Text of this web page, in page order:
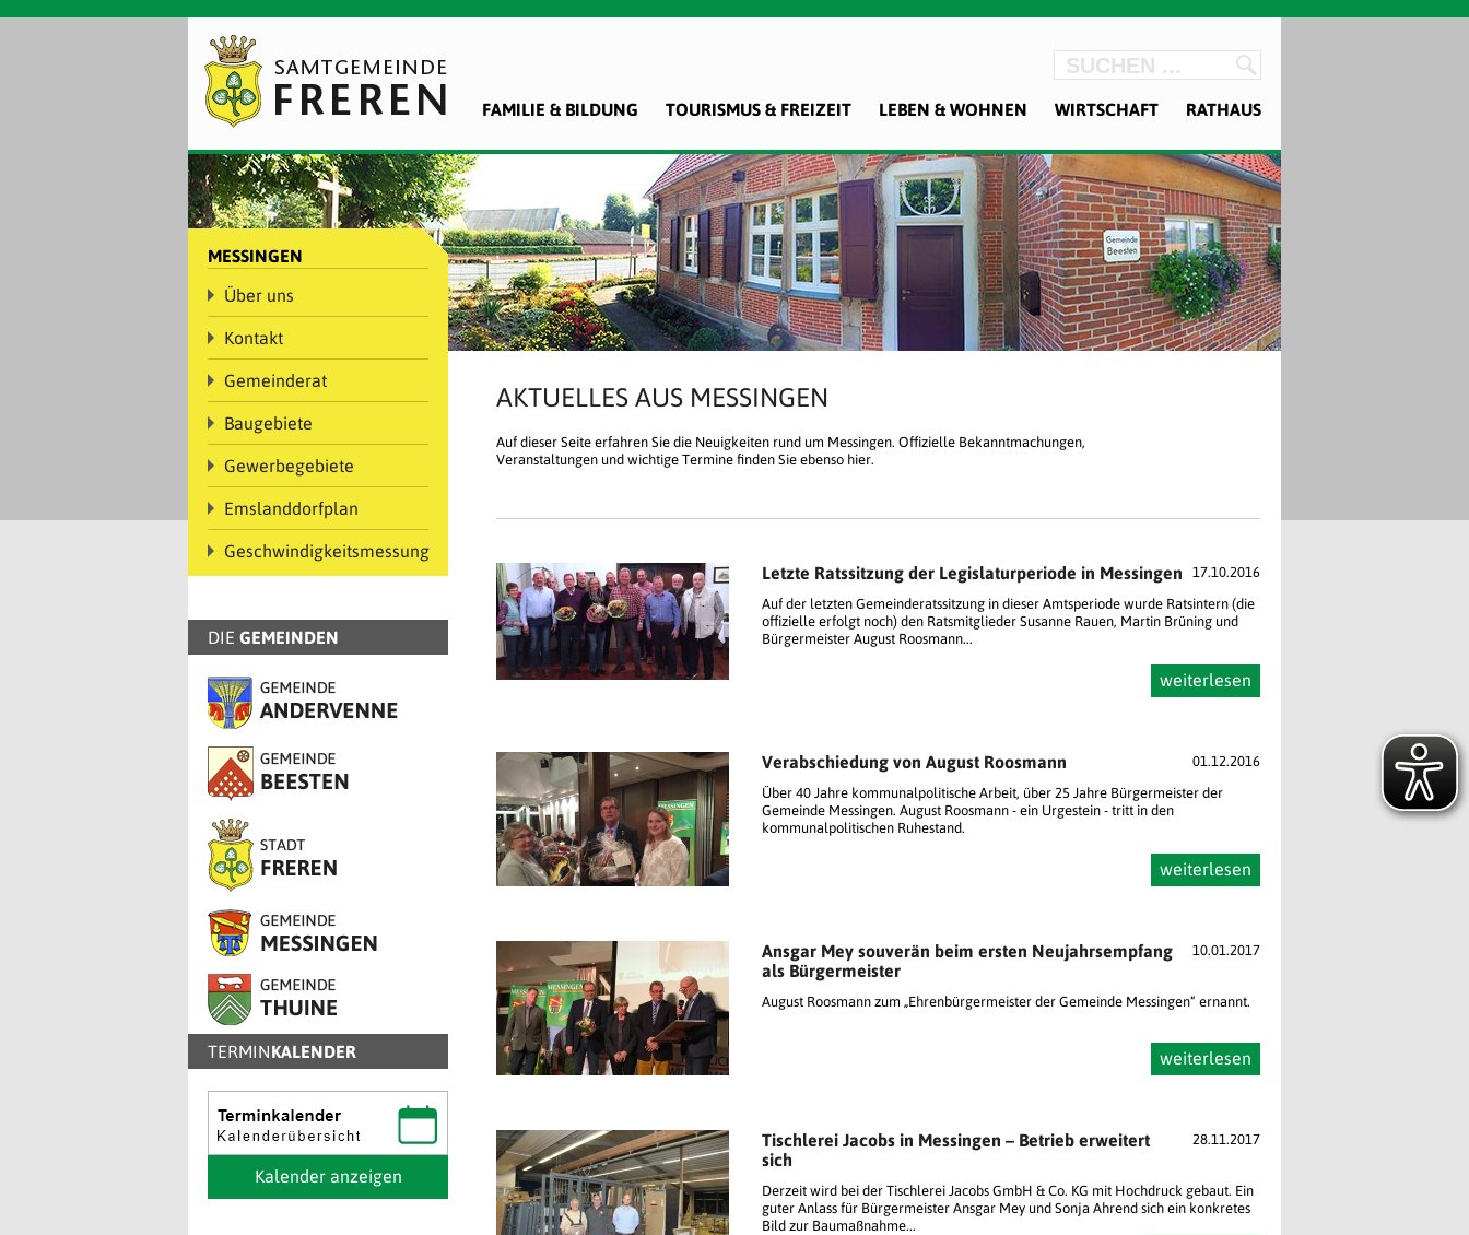
FAMILIE & BILDUNG TOURISMUS & FREIZEIT LEBEN & WOHNEN WIRTSCHAFT RATHAUS
MESSINGEN
Über uns
Kontakt
Gemeinderat
Baugebiete
Gewerbegebiete
Emslanddorfplan
Geschwindigkeitsmessung
DIE GEMEINDEN
TERMINKALENDER
Kalender anzeigen
AKTUELLES AUS MESSINGEN
Auf dieser Seite erfahren Sie die Neuigkeiten rund um Messingen. Offizielle Bekanntmachungen,
Veranstaltungen und wichtige Termine finden Sie ebenso hier.
Letzte Ratssitzung der Legislaturperiode in Messingen
17.10.2016
Auf der letzten Gemeinderatssitzung in dieser Amtsperiode wurde Ratsintern (die
offizielle erfolgt noch) den Ratsmitglieder Susanne Rauen, Martin Brüning und
Bürgermeister August Roosmann...
weiterlesen
Verabschiedung von August Roosmann
01.12.2016
Über 40 Jahre kommunalpolitische Arbeit, über 25 Jahre Bürgermeister der
Gemeinde Messingen. August Roosmann - ein Urgestein - tritt in den
kommunalpolitischen Ruhestand.
weiterlesen
Ansgar Mey souverän beim ersten Neujahrsempfang
als Bürgermeister
10.01.2017
August Roosmann zum „Ehrenbürgermeister der Gemeinde Messingen“ ernannt.
weiterlesen
Tischlerei Jacobs in Messingen – Betrieb erweitert
sich
28.11.2017
Derzeit wird bei der Tischlerei Jacobs GmbH & Co. KG mit Hochdruck gebaut. Ein
guter Anlass für Bürgermeister Ansgar Mey und Sonja Ahrend sich ein konkretes
Bild zur Baumaßnahme...